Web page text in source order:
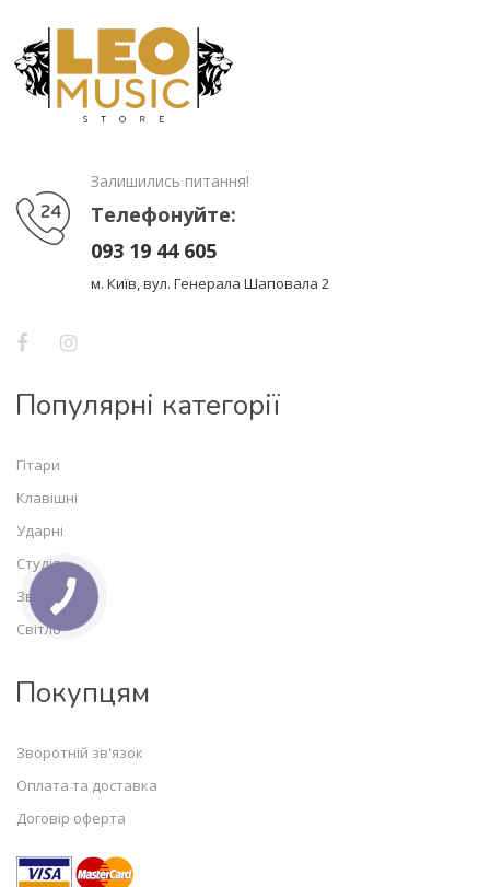
Залишились питання!
Телефонуйте:
093 19 44 605
м. Київ, вул. Генерала Шаповала 2
Популярні категорії
Гітари
Клавішні
Ударні
Студія
Звук
Світло
Покупцям
Зворотній зв'язок
Оплата та доставка
Договір оферта